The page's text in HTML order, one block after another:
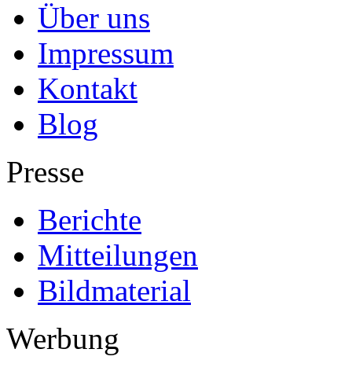
Über uns
Impressum
Kontakt
Blog
Presse
Berichte
Mitteilungen
Bildmaterial
Werbung